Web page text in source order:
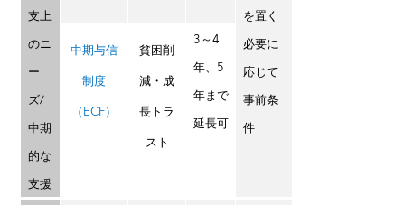
支上
のニ
ー
ズ/
中期
的な
支援
を置く
必要に
応じて
事前条
件
中期与信
制度
（ECF）
貧困削
減・成
長トラ
スト
3～4
年、5
年まで
延長可